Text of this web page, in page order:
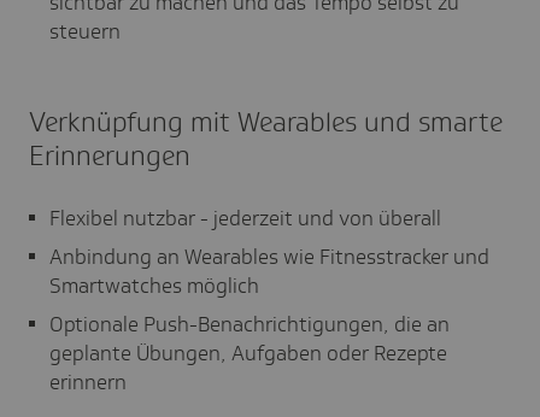
steuern
Verknüpfung mit Wearables und smarte
Erinnerungen
Flexibel nutzbar - jederzeit und von überall
Anbindung an Wearables wie Fitnesstracker und
Smartwatches möglich
Optionale Push-Benachrichtigungen, die an
geplante Übungen, Aufgaben oder Rezepte
erinnern